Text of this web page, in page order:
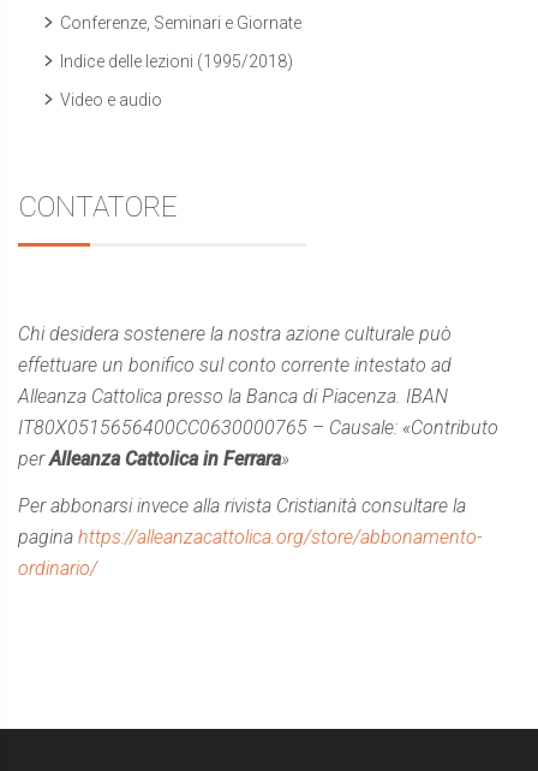
Conferenze, Seminari e Giornate
Indice delle lezioni (1995/2018)
Video e audio
CONTATORE
Chi desidera sostenere la nostra azione culturale può
effettuare un bonifico sul conto corrente intestato ad
Alleanza Cattolica presso la Banca di Piacenza. IBAN
IT80X0515656400CC0630000765 – Causale: «Contributo
perAlleanza Cattolica in Ferrara»
Per abbonarsi invece alla rivista Cristianità consultare la
pagina https://alleanzacattolica.org/store/abbonamento-
ordinario/